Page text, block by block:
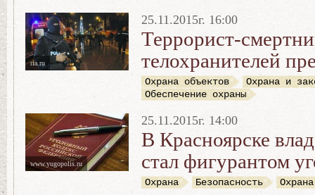
ria.ru
25.11.2015г. 16:00
Террорист-
телохранителей
Охрана объектов
Охрана и
Обеспечение охраны
www.yugopolis.ru
25.11.2015г. 14:00
В Красноярске
стал фигурантом
Охрана Безопасность